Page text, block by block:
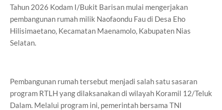
Tahun 2026 Kodam I/Bukit Barisan mulai mengerjakan
pembangunan rumah milik Naofaondu Fau di Desa Eho
Hilisimaetano, Kecamatan Maenamolo, Kabupaten Nias
Selatan.
Pembangunan rumah tersebut menjadi salah satu sasaran
program RTLH yang dilaksanakan di wilayah Koramil 12/Teluk
Dalam. Melalui program ini, pemerintah bersama TNI